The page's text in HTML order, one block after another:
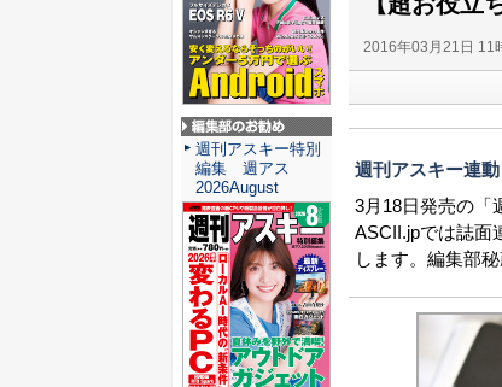
2016年03月21日 11
週刊アスキー連
3月18日発売の「
ASCII.jpでは誌面
します。編集部
編集部のお勧め
週刊アスキー特別
編集 週アス
2026August